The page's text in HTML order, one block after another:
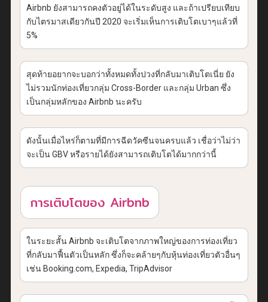
Airbnb ยังสามารถคงตัวอยู่ได้ในระดับสูง และถ้าเปรียบเทียบ
กับไตรมาสเดียวกันปี 2020 จะเริ่มเห็นการเติบโตเบาๆแล้วที่
5%
สุดท้ายอยากจะบอกว่าทั้งหมดทั้งปวงที่กลับมาเติบโตเนี่ย ยัง
ไม่รวมนักท่องเที่ยวกลุ่ม Cross-Border และกลุ่ม Urban ซึ่ง
เป็นกลุ่มหลักของ Airbnb นะครับ
ดังนั้นเมื่อไหร่ก็ตามที่มีการฉีดวัคซีนจนครบแล้ว เชื่อว่าไม่ว่า
จะเป็น GBV หรือรายได้ยังสามารถเติบโตได้มากกว่านี้
การเติบโตของ Airbnb
ในระยะสั้น Airbnb จะเติบโตจากภาพใหญ่ของการท่องเที่ยว
ที่กลับมาฟื้นตัวเป็นหลัก ซึ่งก็จะคล้ายๆกับหุ้นท่องเที่ยวตัวอื่นๆ
เช่น Booking.com, Expedia, TripAdvisor